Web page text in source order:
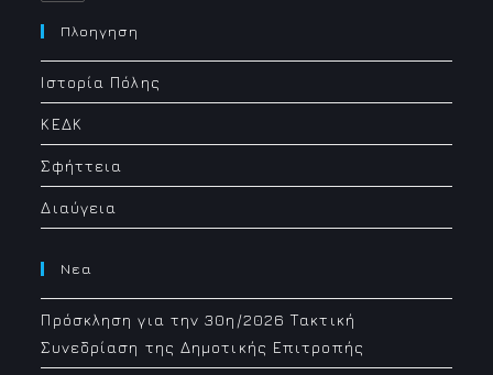
Πλοηγηση
Ιστορία Πόλης
ΚΕΔΚ
Σφήττεια
Διαύγεια
Νεα
Πρόσκληση για την 30η/2026 Τακτική
Συνεδρίαση της Δημοτικής Επιτροπής